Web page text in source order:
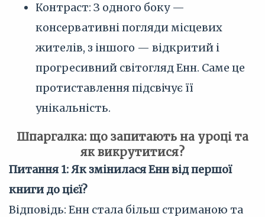
Контраст: З одного боку —
консервативні погляди місцевих
жителів, з іншого — відкритий і
прогресивний світогляд Енн. Саме це
протиставлення підсвічує її
унікальність.
Шпаргалка: що запитають на уроці та
як викрутитися?
Питання 1: Як змінилася Енн від першої
книги до цієї?
Відповідь: Енн стала більш стриманою та